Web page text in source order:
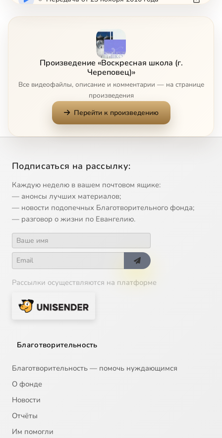
Передача от 7 декабря 2010 года
Передача от 14 декабря 2010 года
Передача от 21 декабря 2010 года
13 Передача от 11 января 2011 года
14 Передача от 18 января 2011 года
15 Передача от 25 января 2011 года
Передача от 2 февраля 2011 года
Передача от 9 февраля 2011 года
20 Передача от 5 марта 2011 года
22
Произведение «Воскресная школа (г.
Череповец)»
Все видеофайлы, описание и комментарии — на странице
произведения
Перейти к произведению
Подписаться на рассылку:
Каждую неделю в вашем почтовом ящике:
— анонсы лучших материалов;
— новости подопечных Благотворительного фонда;
— разговор о жизни по Евангелию.
Рассылки осуществляются на платформе
Благотворительность
Благотворительность — помочь нуждающимся
О фонде
Новости
Отчёты
Им помогли